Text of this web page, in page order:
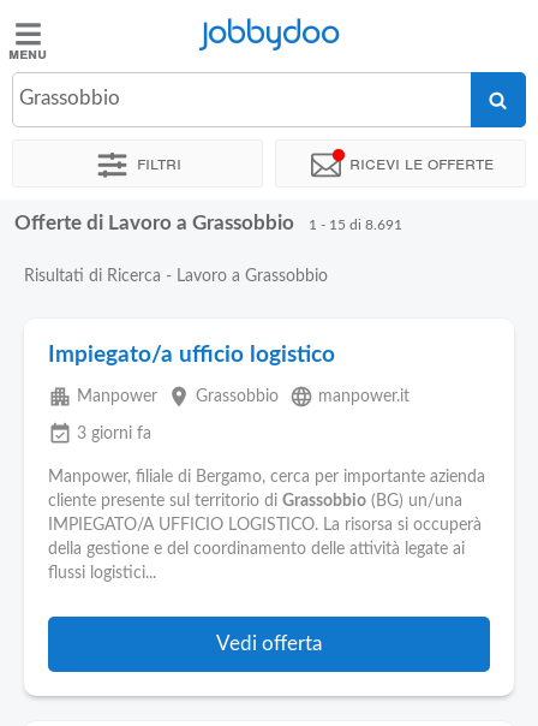
Jobbydoo
Offerte
Stipendi
Blog
Pubblica
Offerte
Aziende
Jobbydoo
Grassobbio
Filtri Ricevi le offerte
Offerte di Lavoro a Grassobbio 1 - 15 di 8.691
Risultati di Ricerca - Lavoro a Grassobbio
Impiegato/a ufficio logistico
apartment Manpower place Grassobbio language manpower.it
event_available 3 giorni fa
Manpower, filiale di Bergamo, cerca per importante azienda
cliente presente sul territorio di Grassobbio (BG) un/una
IMPIEGATO/A UFFICIO LOGISTICO. La risorsa si occuperà
della gestione e del coordinamento delle attività legate ai
flussi logistici...
Vedi offerta